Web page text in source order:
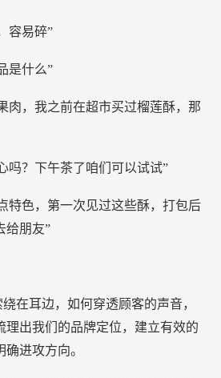
容易碎”
是什么”
肉，我之前在超市买过榴莲酥，那
吗？下午茶了咱们可以试试”
特色，第一次见过这些酥，打包后
给朋友”
在耳边，如何穿透顾客的声音，
理出我们的品牌定位，建立有效的
进攻方向。